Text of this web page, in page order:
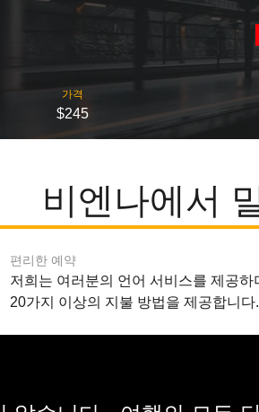
가격
$245
비엔나에서
편리한 예약
저희는 여러분의 언어 서비스를 제공하
20가지 이상의 지불 방법을 제공합니다.